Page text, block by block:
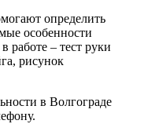
определить
особенности
работе – тест руки
рисунок
в Волгограде